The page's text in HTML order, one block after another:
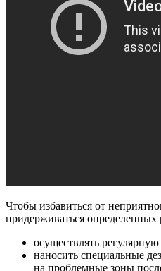
Чтобы избавиться от
придерживаться определенных
осуществлять
наносить специальные
на проблемные зоны